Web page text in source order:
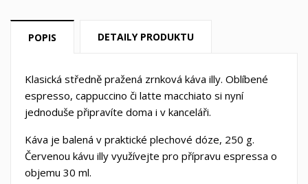
POPIS DETAILY PRODUKTU
Klasická středně pražená zrnková káva illy. Oblíbené
espresso, cappuccino či latte macchiato si nyní
jednoduše připravíte doma i v kanceláři.
Káva je balená v praktické plechové dóze, 250 g.
Červenou kávu illy využívejte pro přípravu espressa o
objemu 30 ml.